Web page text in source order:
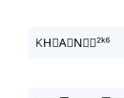
KH⃘A⃘N⃘︵²ᵏ⁶